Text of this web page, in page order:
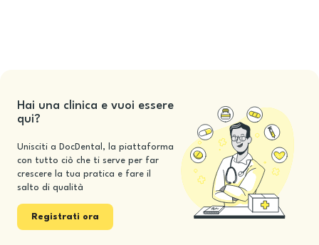
Hai una clinica e vuoi essere
qui?
Unisciti a DocDental, la piattaforma
con tutto ciò che ti serve per far
crescere la tua pratica e fare il
salto di qualità
Registrati ora